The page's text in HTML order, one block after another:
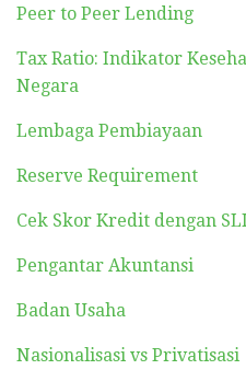
Peer to Peer Lending
Tax Ratio: Indikator
Negara
Lembaga Pembiayaan
Reserve Requirement
Cek Skor Kredit dengan
Pengantar Akuntansi
Badan Usaha
Nasionalisasi vs Privatisasi